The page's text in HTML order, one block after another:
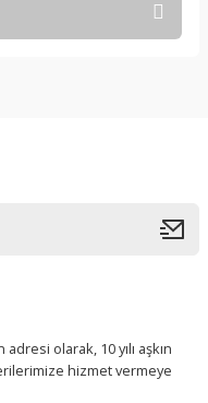
olarak, 10 yılı aşkın
hizmet vermeye